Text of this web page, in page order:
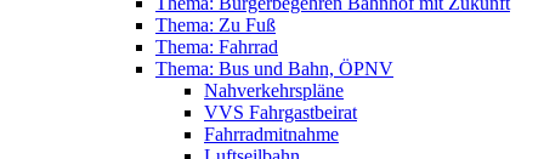
Thema: Zu Fuß
Thema: Fahrrad
Thema: Bus und Bahn, ÖPNV
Nahverkehrspläne
VVS Fahrgastbeirat
Fahrradmitnahme